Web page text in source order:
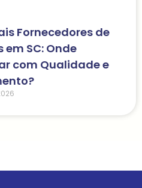
Fornecedores de
em SC: Onde
com Qualidade e